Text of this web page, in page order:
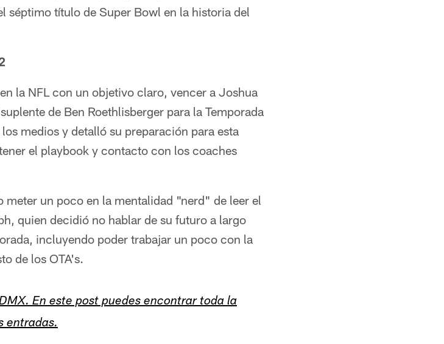
séptimo título de Super Bowl en la historia del
la NFL con un objetivo claro, vencer a Joshua
de Ben Roethlisberger para la Temporada
medios y detalló su preparación para esta
el playbook y contacto con los coaches
un poco en la mentalidad "nerd" de leer el
quien decidió no hablar de su futuro a largo
incluyendo poder trabajar un poco con la
de los OTA's.
En este post puedes encontrar toda la
entradas.